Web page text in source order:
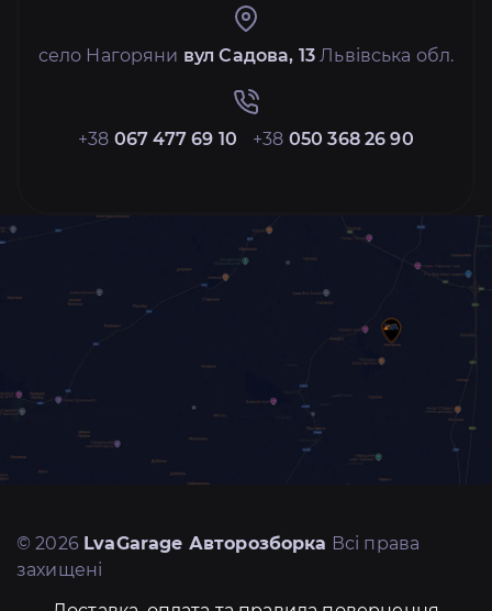
село Нагоряни вул Садова, 13 Львівська обл.
+38 067 477 69 10 +38 050 368 26 90
© 2026 LvaGarage Авторозборка Всі права
захищені